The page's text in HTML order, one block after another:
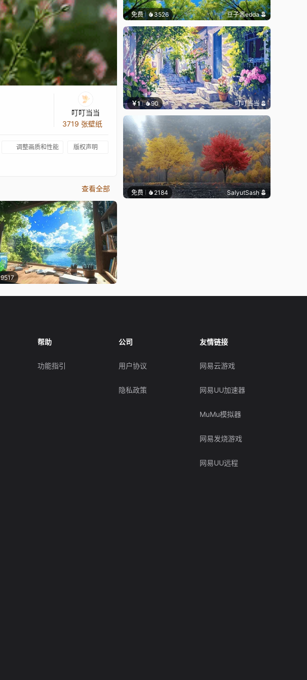
叮叮当当
3719 张壁纸
调整画质和性能 版权声明
查看全部
9517
免费 3526 豆子酱edda
￥1 90 叮叮当当
免费 2184 SalyutSash
帮助
功能指引
公司
用户协议
隐私政策
友情链接
网易云游戏
网易UU加速器
MuMu模拟器
网易发烧游戏
网易UU远程